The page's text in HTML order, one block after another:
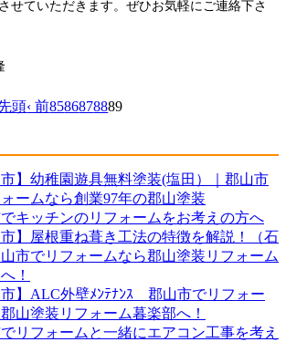
せていただきます。ぜひお気軽にご連絡下さ
頭‹ 前8586878889
市】幼稚園遊具無料塗装(塩田）｜郡山市
ームなら創業97年の郡山塗装
キッチンのリフォームをお考えの方へ
市】屋根重ね葺き工法の特徴を解説！（石
市でリフォームなら郡山塗装リフォーム
！
市】ALC外壁ﾒﾝﾃﾅﾝｽ 郡山市でリフォー
山塗装リフォーム暮楽部へ！
リフォームと一緒にエアコン工事を考え